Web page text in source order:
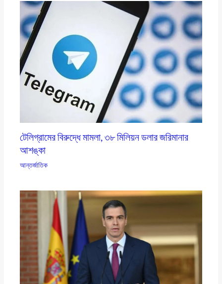
টেলিগ্রামের বিরুদ্ধে মামলা, ৩৮ মিলিয়ন ডলার জরিমানার
আশঙ্কা
আন্তর্জাতিক